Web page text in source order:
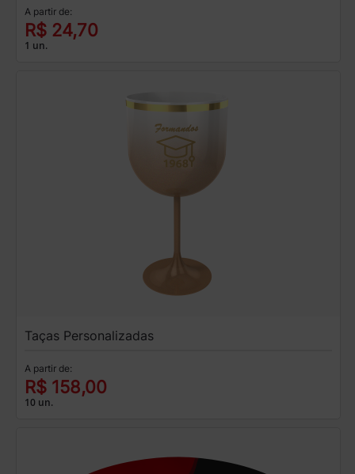
A partir de:
R$ 24,70
1 un.
Taças Personalizadas
A partir de:
R$ 158,00
10 un.